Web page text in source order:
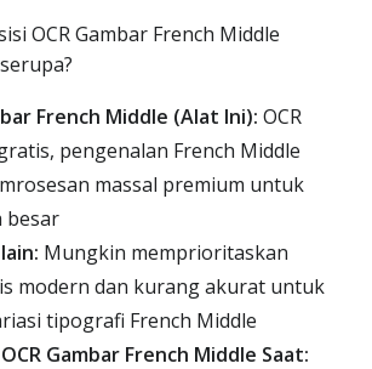
OCR Gambar French Middle
French Middle (Alat Ini): OCR
pengenalan French Middle
massal premium untuk
besar
Mungkin memprioritaskan
modern dan kurang akurat untuk
tipografi French Middle
Gambar French Middle Saat: